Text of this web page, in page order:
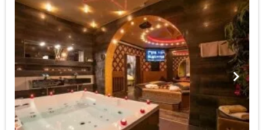
Multimedia. Diese Luxus-Suite wurde mit viel Liebe zum Detail
ausgestattet und lässt keine Wünsche offen. Entspannen Sie mit
Ihrer Partnerin oder Ihrem Partner in der Sauna oder genießen Sie aus
dem Whirlpool mit einem Glas Champagner in der Hand den Blick auf
die Kinoleinwand. Ein 8-Eck Riesen Wasserbett lädt zum kuscheln und
träumen ein und die Grottenregendusche ist ebenfalls ein Erlebnis.
Eine einzigartig ausgestattete Liebes-Lounge bietet Ihnen die
Möglichkeit Ihrer Fantasie freien Lauf zu lassen und Neues
auszuprobieren.